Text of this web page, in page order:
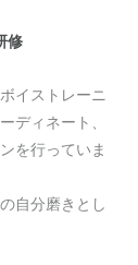
修
イストレーニ
ディネート、
を行っていま
自分磨きとし